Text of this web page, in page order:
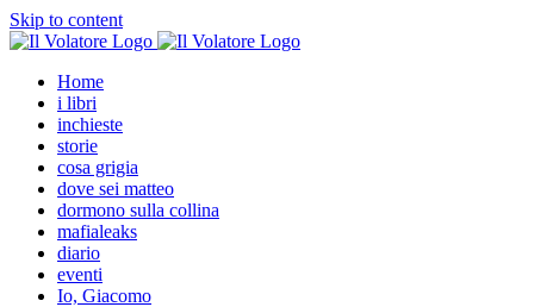
Skip to content
Home
i libri
inchieste
storie
cosa grigia
dove sei matteo
dormono sulla collina
mafialeaks
diario
eventi
Io, Giacomo